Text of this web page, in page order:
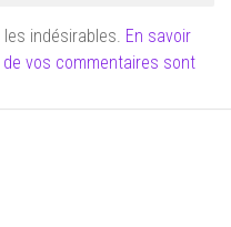
indésirables. En savoir
vos commentaires sont